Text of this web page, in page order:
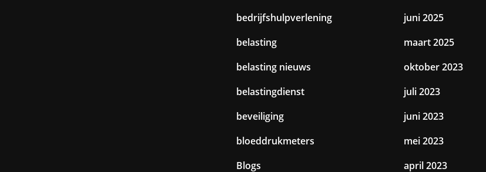
bedrijfshulpverlening
belasting
belasting nieuws
belastingdienst
beveiliging
bloeddrukmeters
Blogs
juni 2025
maart 2025
oktober 2023
juli 2023
juni 2023
mei 2023
april 2023